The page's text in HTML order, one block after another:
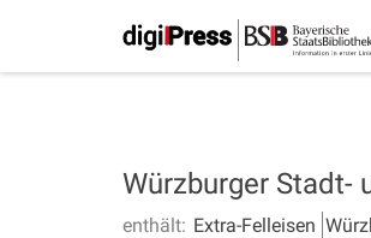
Würzburger Stadt-
enthält: Extra-Felleisen